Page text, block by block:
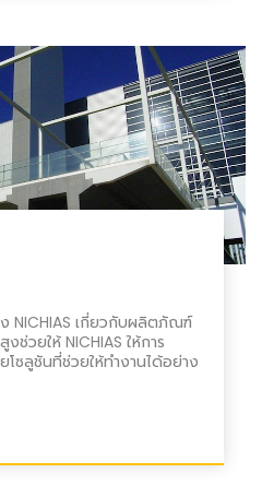
NICHIAS เกี่ยวกับผลิตภัณฑ์
วยให้ NICHIAS ให้การ
โซลูชันที่ช่วยให้ทำงานได้อย่าง